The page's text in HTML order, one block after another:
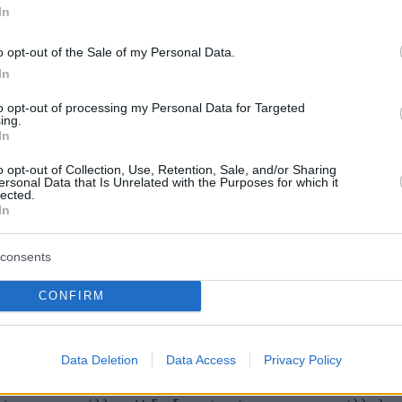
opt-out of the Sale of my Personal Data.
opt-out of processing my Personal Data for Targeted
opt-out of Collection, Use, Retention, Sale, and/or Sharing
Data that Is Unrelated with the Purposes for which it
CONFIRM
Data Deletion Data Access Privacy Policy
protothema.gr στο Google Newsκαι μάθετε πρώτοι
Ειδήσειςαπό την Ελλάδα και τον Κόσμο, τη
στο Protothema.gr
(3) ΠΡΟΣΘΗΚΗ ΣΧΟΛΙΟΥ
09:39
κόσμο είναι δύσκολο να βρεις κάποιον ειλικρινή
άνδρες όπως εσύ που έχουν ξεκάθαρες προσδοκίες.